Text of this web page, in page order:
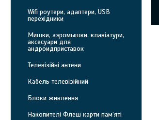
Wifi роутери, адаптери, USB
перехідники
Мишки, аэромышки, клавіатури,
аксесуари для
андроидприставок
Телевізійні антени
Кабель телевізійний
Блоки живлення
Накопителі Флеш карти пам’яті